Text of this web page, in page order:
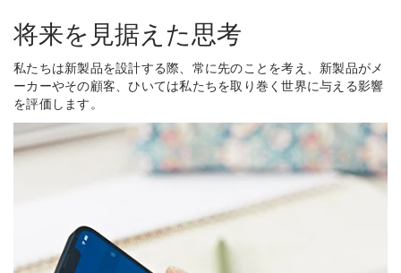
将来を見据えた思考
私たちは新製品を設計する際、常に先のことを考え、新製品がメ
ーカーやその顧客、ひいては私たちを取り巻く世界に与える影響
を評価します。